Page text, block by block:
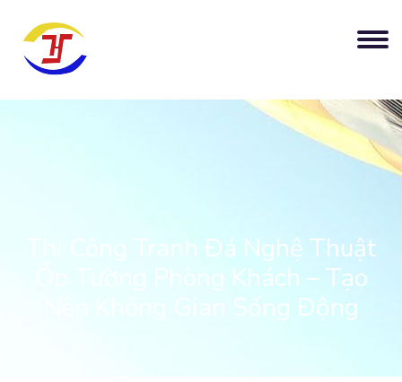
Thi Công Tranh Đá Nghệ Thuật
Ốp Tường Phòng Khách – Tạo
Nên Không Gian Sống Động